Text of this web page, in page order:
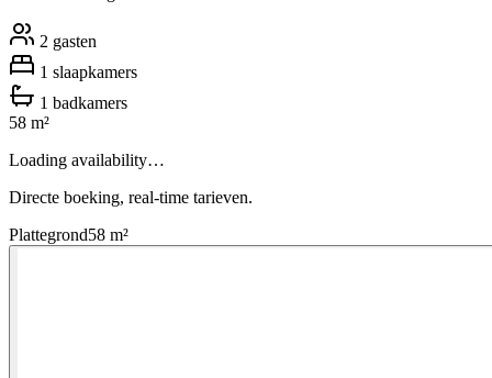
2 gasten
1 slaapkamers
1 badkamers
58 m²
Loading availability…
Directe boeking, real-time tarieven.
Plattegrond58 m²